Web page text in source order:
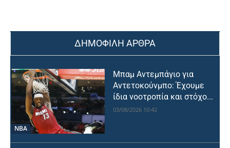
ΔΗΜΟΦΙΛΗ ΑΡΘΡΑ
NBA
Μπαμ Αντεμπάγιο για
Αντετοκούνμπο: Έχουμε
ίδια νοοτροπία και στόχο...
03/08/2026 10:42